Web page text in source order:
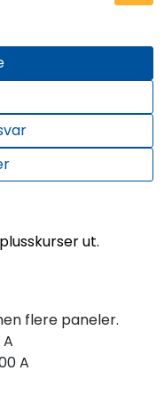
ut.
flere paneler.
A